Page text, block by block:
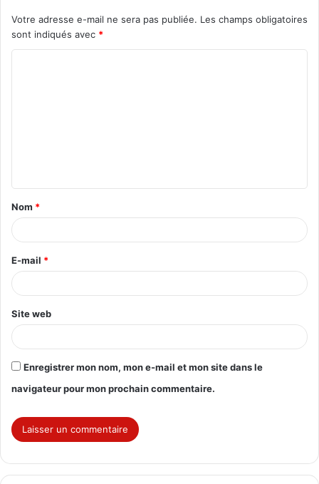
Votre adresse e-mail ne sera pas publiée. Les champs obligatoires
sont indiqués avec *
t
a
e
*
Nom *
E-mail *
Site web
Enregistrer mon nom, mon e-mail et mon site dans le
navigateur pour mon prochain commentaire.